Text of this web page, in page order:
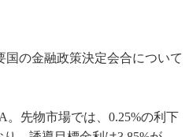
の金融政策決定会合について
先物市場では、0.25%の利下